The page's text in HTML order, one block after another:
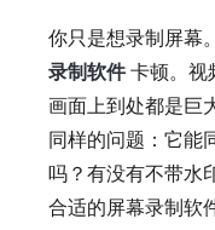
你只是想录制屏
录制软件卡顿。视
画面上到处都是巨
同样的问题：它能
吗？有没有不带水
合适的屏幕录制软